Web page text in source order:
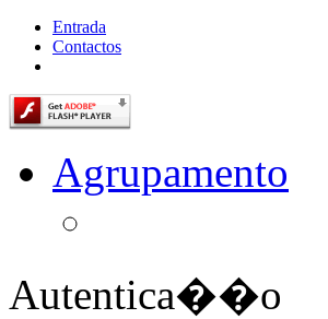
Entrada
Contactos
Agrupamento
Autentica��o